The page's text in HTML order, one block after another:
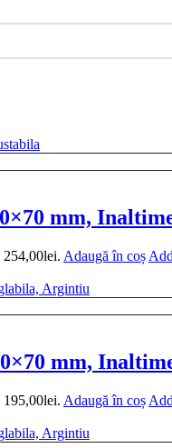
mm,
254,00lei. Adaugă în coș
mm,
195,00lei. Adaugă în coș